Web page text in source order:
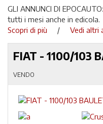
GLI ANNUNCI DI EPOCAUTO:
tutti i mesi anche in edicola.
Scopri di più
/ Vedi altri
FIAT - 1100/103
VENDO